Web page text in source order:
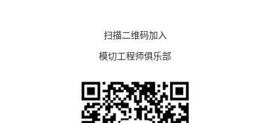
扫描二维码加入
模切工程师俱乐部